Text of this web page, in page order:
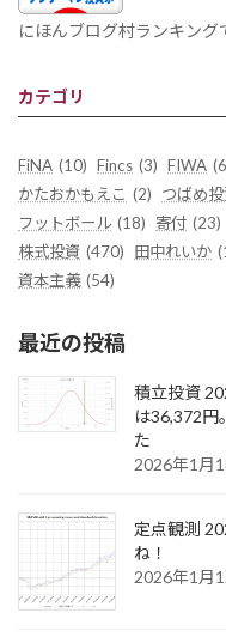
にほんブログ村ランキン
カテゴリ
FiNA (10) Fincs (3) FIWA
かたおかもえこ (2) つばめ
フットボール (18) 寄付 (23)
株式投資 (470) 田中れいか
資本主義 (54)
最近の投稿
積立投資
は36,372円
た
2026年1月
定点観測
ね！
2026年1月